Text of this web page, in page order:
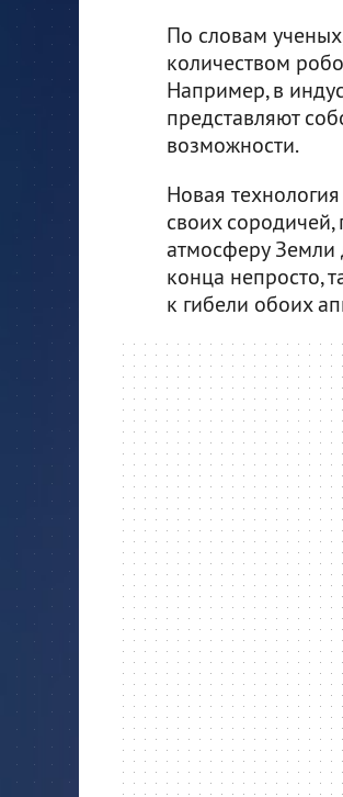
По словам
количеством
Например, в
представляют
возможности.
Новая
своих
атмосферу Земли
конца непросто,
к гибели обоих